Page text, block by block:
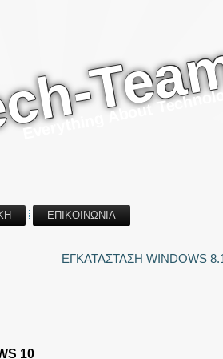
Everything About Technology
ΕΠΙΚΟΙΝΩΝΙΑ
ΕΓΚΑΤΑΣΤΑΣΗ WINDOWS
10